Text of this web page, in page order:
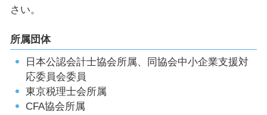
さい。
所属団体
日本公認会計士協会所属、同協会中小企業支援対
応委員会委員
東京税理士会所属
CFA協会所属